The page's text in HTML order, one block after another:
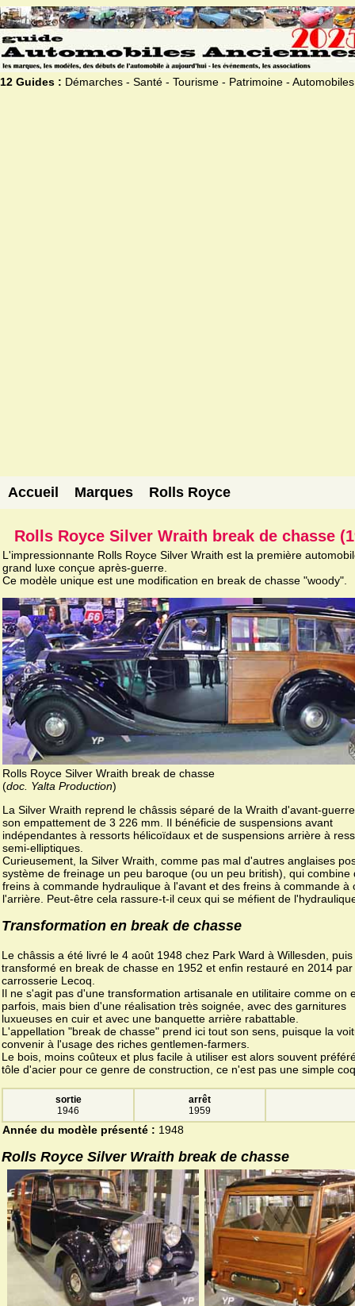
12 Guides : Démarches - Santé - Tourisme - Patrimoine - Automobiles
Accueil Marques Rolls Royce
Rolls Royce Silver Wraith break de chasse
L'impressionnante Rolls Royce Silver Wraith est la première
grand luxe conçue après-guerre.
Ce modèle unique est une modification en break de chasse "woody".
Rolls Royce Silver Wraith break de chasse
(doc. Yalta Production)
La Silver Wraith reprend le châssis séparé de la Wraith d'avant-
son empattement de 3 226 mm. Il bénéficie de suspensions avant
indépendantes à ressorts hélicoïdaux et de suspensions arrière à
semi-elliptiques.
Curieusement, la Silver Wraith, comme pas mal d'autres anglaises
système de freinage un peu baroque (ou un peu british), qui combine
freins à commande hydraulique à l'avant et des freins à commande à
l'arrière. Peut-être cela rassure-t-il ceux qui se méfient de
Transformation en break de chasse
Le châssis a été livré le 4 août 1948 chez Park Ward à Willesden, puis
transformé en break de chasse en 1952 et enfin restauré en 2014 par
carrosserie Lecoq.
Il ne s'agit pas d'une transformation artisanale en utilitaire comme on
parfois, mais bien d'une réalisation très soignée, avec des garnitures
luxueuses en cuir et avec une banquette arrière rabattable.
L'appellation "break de chasse" prend ici tout son sens, puisque la
convenir à l'usage des riches gentlemen-farmers.
Le bois, moins coûteux et plus facile à utiliser est alors souvent
tôle d'acier pour ce genre de construction, ce n'est pas une simple
sortie
1946
arrêt
1959
Année du modèle présenté : 1948
Rolls Royce Silver Wraith break de chasse